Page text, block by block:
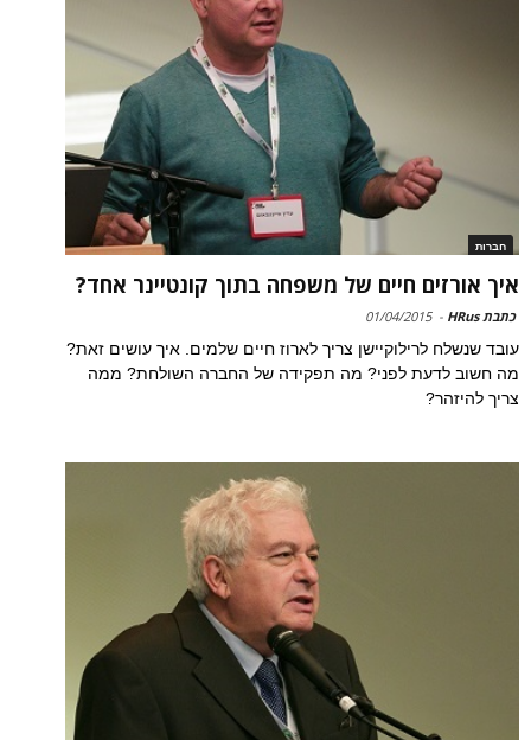
חברות
איך אורזים חיים של משפחה בתוך קונטיינר אחד?
כתבת HRus -
01/04/2015
עובד שנשלח לרילוקיישן צריך לארוז חיים שלמים. איך עושים זאת?
מה חשוב לדעת לפני? מה תפקידה של החברה השולחת? ממה
צריך להיזהר?